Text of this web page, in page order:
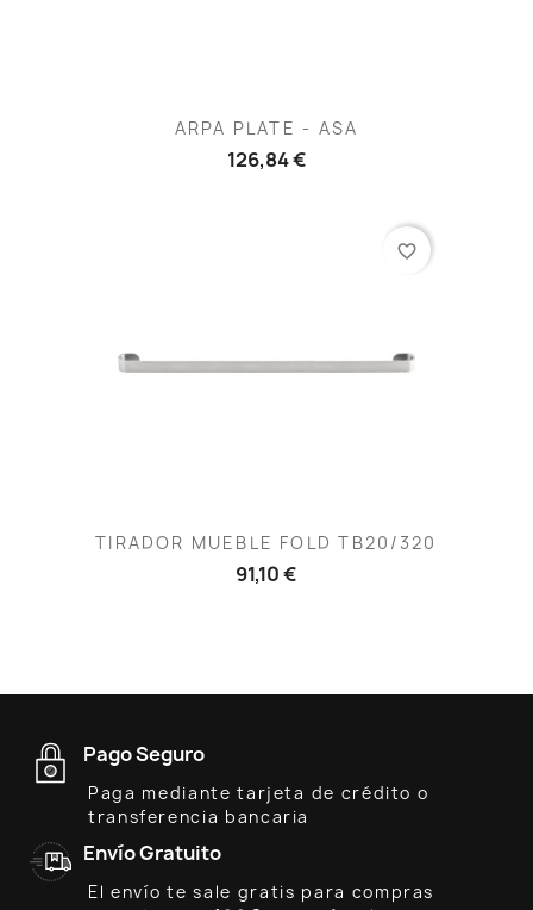
ARPA PLATE - ASA
126,84 €
TIRADOR MUEBLE FOLD TB20/320
91,10 €
favorite_border
Pago Seguro
Paga mediante tarjeta de crédito o
transferencia bancaria
Envío Gratuito
El envío te sale gratis para compras